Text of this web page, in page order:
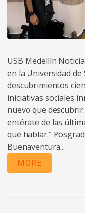
USB Medellín
en la Universidad de
descubrimientos
iniciativas sociales
nuevo que
entérate de las
qué hablar."
Buenaventura...
MORE